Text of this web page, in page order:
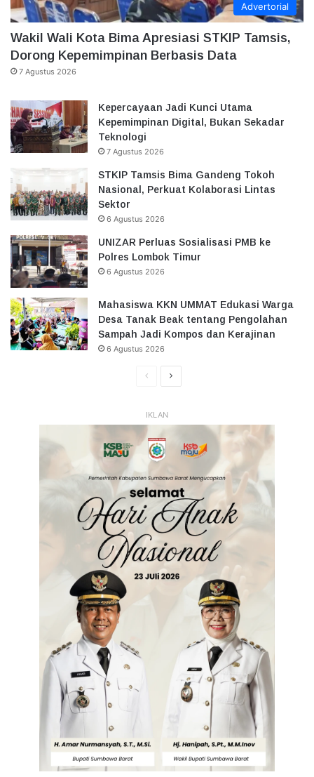
Advertorial
Wakil Wali Kota Bima Apresiasi STKIP Tamsis,
Dorong Kepemimpinan Berbasis Data
7 Agustus 2026
Kepercayaan Jadi Kunci Utama
Kepemimpinan Digital, Bukan Sekadar
Teknologi
7 Agustus 2026
STKIP Tamsis Bima Gandeng Tokoh
Nasional, Perkuat Kolaborasi Lintas
Sektor
6 Agustus 2026
UNIZAR Perluas Sosialisasi PMB ke
Polres Lombok Timur
6 Agustus 2026
Mahasiswa KKN UMMAT Edukasi Warga
Desa Tanak Beak tentang Pengolahan
Sampah Jadi Kompos dan Kerajinan
6 Agustus 2026
HalamanHalaman
IKLAN